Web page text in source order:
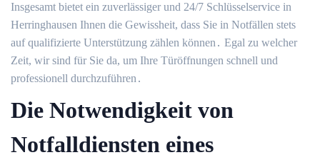
Insgesamt bietet ein zuverlässiger und 24/7 Schlüsselservice in
Herringhausen Ihnen die Gewissheit, dass Sie in Notfällen stets
auf qualifizierte Unterstützung zählen können․ Egal zu welcher
Zeit, wir sind für Sie da, um Ihre Türöffnungen schnell und
professionell durchzuführen․
Die Notwendigkeit von
Notfalldiensten eines